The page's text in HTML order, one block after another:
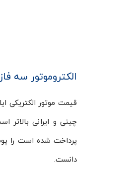
الکتروموتور سه فاز ۷۵ کیلووات ۱۰۰٫۵۴ اسب ۱۵۰۰ دور ایلماز ELK
دانست.